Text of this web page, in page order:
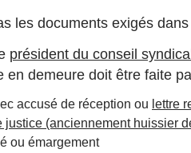
les documents exigés
président du conseil
en demeure doit être faite
accusé de réception ou lettre
justice (anciennement huissier
ou émargement